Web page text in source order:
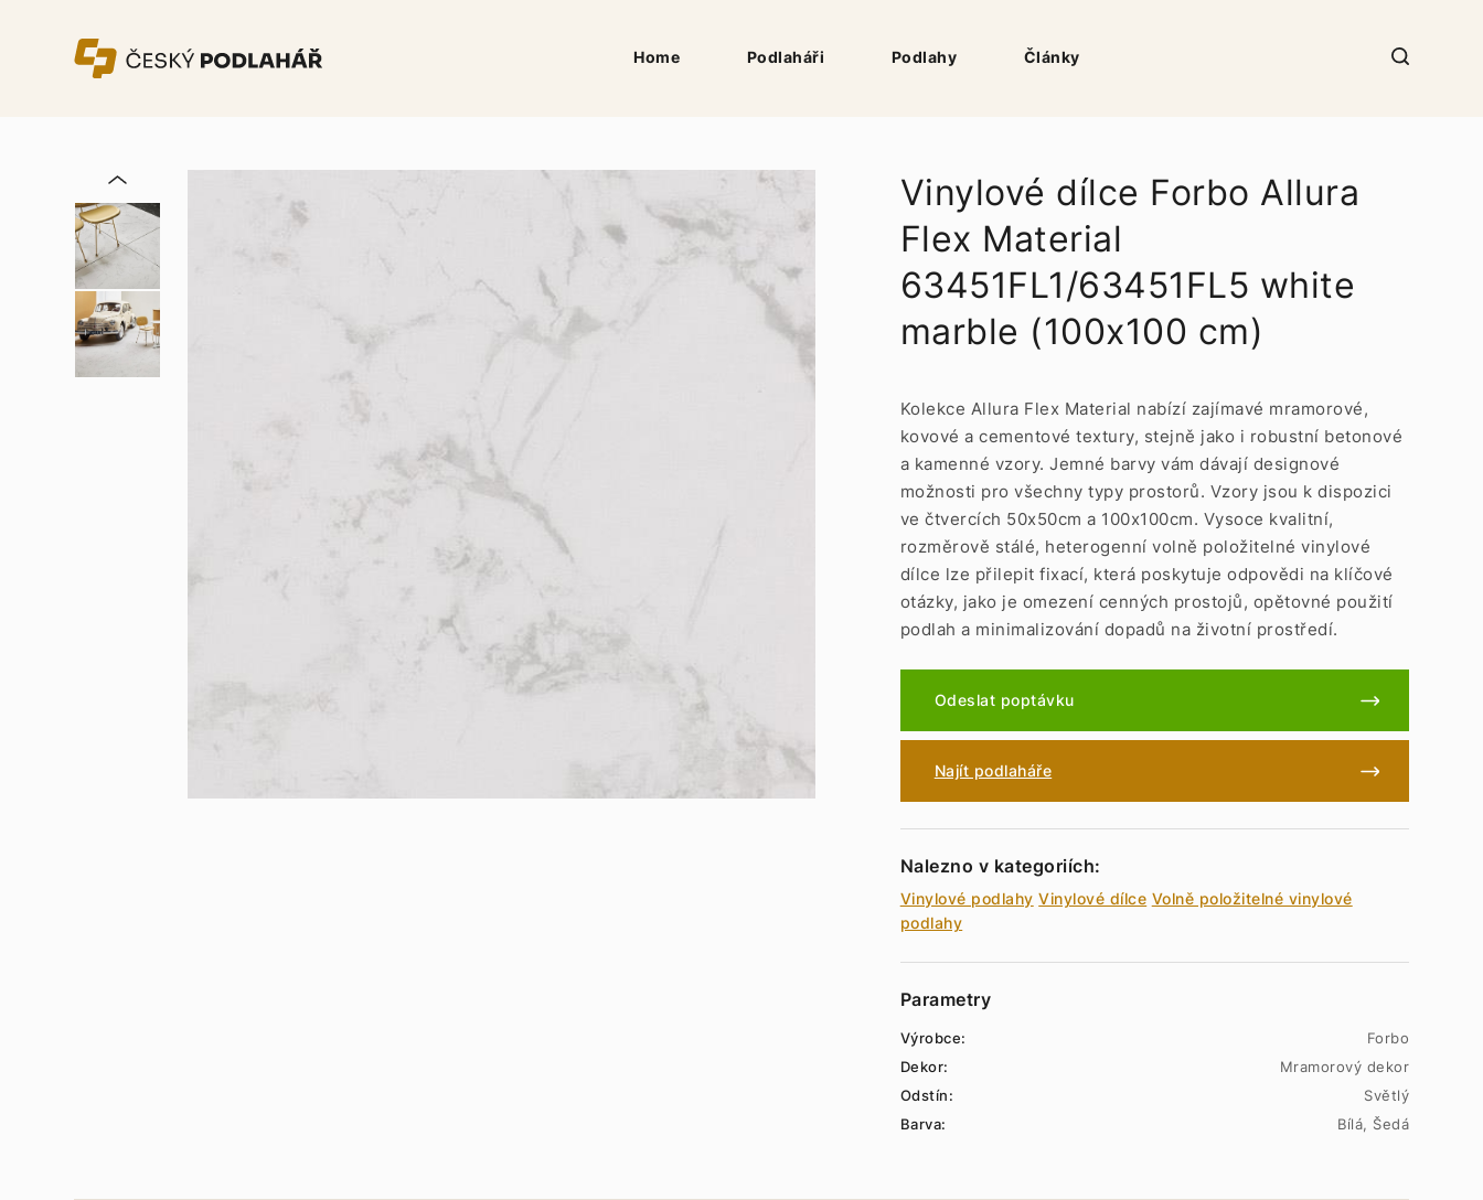
Home Podlaháři Podlahy Články
Vinylové dílce Forbo Allura
Flex Material
63451FL1/63451FL5 white
marble (100x100 cm)
Kolekce Allura Flex Material nabízí zajímavé mramorové,
kovové a cementové textury, stejně jako i robustní betonové
a kamenné vzory. Jemné barvy vám dávají designové
možnosti pro všechny typy prostorů. Vzory jsou k dispozici
ve čtvercích 50x50cm a 100x100cm. Vysoce kvalitní,
rozměrově stálé, heterogenní volně položitelné vinylové
dílce lze přilepit fixací, která poskytuje odpovědi na klíčové
otázky, jako je omezení cenných prostojů, opětovné použití
podlah a minimalizování dopadů na životní prostředí.
Odeslat poptávku
Najít podlaháře
Nalezno v kategoriích:
Vinylové podlahy Vinylové dílce Volně položitelné vinylové
podlahy
Parametry
Výrobce:
Forbo
Dekor:
Mramorový dekor
Odstín:
Světlý
Barva:
Bílá, Šedá